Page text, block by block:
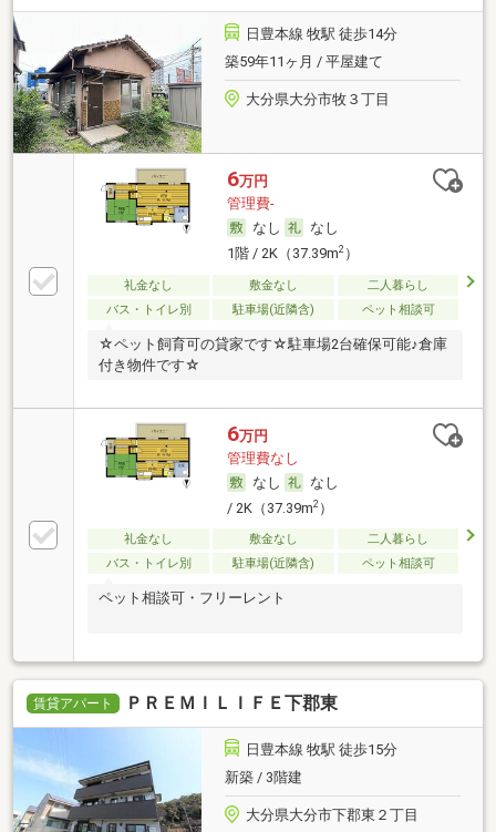
日豊本線 牧駅 徒歩14分
築59年11ヶ月 / 平屋建て
大分県大分市牧３丁目
6万円
管理費-
なし
なし
1階 / 2K（37.39m2）
礼金なし 敷金なし
二人暮らし
バス・トイレ別
駐車場(近隣含) ペット相談可
☆ペット飼育可の貸家です☆駐車場2台確保可能♪倉庫
付き物件です☆
6万円
管理費なし
なし
なし
/ 2K（37.39m2）
礼金なし 敷金なし
二人暮らし
バス・トイレ別
駐車場(近隣含) ペット相談可
ペット相談可・フリーレント
賃貸アパート ＰＲＥＭＩＬＩＦＥ下郡東
日豊本線 牧駅 徒歩15分
新築 / 3階建
大分県大分市下郡東２丁目